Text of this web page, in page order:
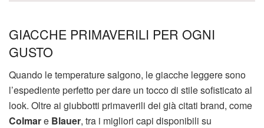
GIACCHE PRIMAVERILI PER OGNI
GUSTO
Quando le temperature salgono, le giacche leggere sono
l’espediente perfetto per dare un tocco di stile sofisticato al
look. Oltre ai giubbotti primaverili dei già citati brand, come
Colmare Blauer, tra i migliori capi disponibili su